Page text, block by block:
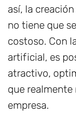
así, la
no tiene que
costoso. Con
artificial, es
atractivo,
que
empresa.